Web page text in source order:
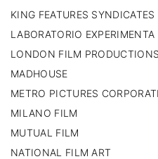
KING FEATURES SYNDICATES
LABORATORIO EXPERIMENTA
LONDON FILM PRODUCTIONS
MADHOUSE
METRO PICTURES
MILANO FILM
MUTUAL FILM
NATIONAL FILM ART